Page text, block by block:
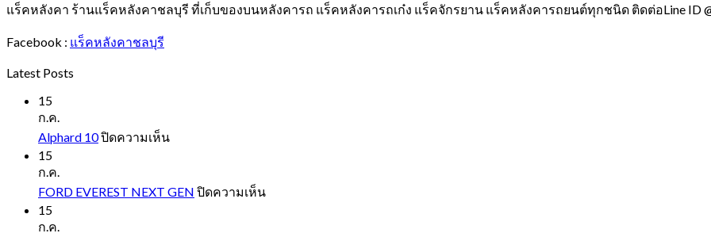
แร็คหลังคา ร้านแร็คหลังคาชลบุรี ที่เก็บของบนหลังคารถ แร็คหลังคารถเก๋ง แร็คจักรยาน แร็คหลังคารถยนต์ทุกชนิด ติดต่อLine ID
Facebook : แร็คหลังคาชลบุรี
Latest Posts
15
ก.ค.
Alphard 10ปิดความเห็นบน
15
ก.ค.
FORD EVEREST NEXT GEN ปิดความเห็นบน
15
ก.ค.